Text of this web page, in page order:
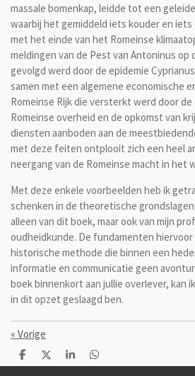
massale bomenkap, leidde tot een
waarbij het gemiddeld iets kouder en
met het einde van het Romeinse
meldingen van de Pest van Antoninus op
gevolgd werd door de epidemie
samen met een algemene economische
Romeinse Rijk die versterkt werd door
Romeinse overheid en de opkomst van
diensten aanboden aan de
met deze feiten ontplooit zich een heel
neergang van de Romeinse macht in het
Met deze enkele voorbeelden heb ik
schenken in de theoretische
alleen van dit boek, maar ook van mijn
oudheidkunde. De fundamenten
historische methode die binnen een
informatie en communicatie geen
boek binnenkort aan jullie overlever, kan
in dit opzet geslaagd ben.
« Vorige
D
e
D
e
S
h
D
e